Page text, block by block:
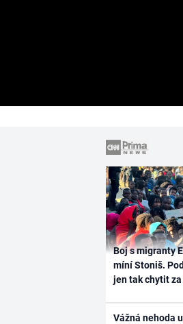
Boj s migranty
míní Stoniš.
jen tak chytit
Vážná nehoda